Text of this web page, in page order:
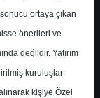
Yatırım
ortaya çıkan
önerileri ve
değildir. Yatırım
kuruluşlar
kişiye Özel